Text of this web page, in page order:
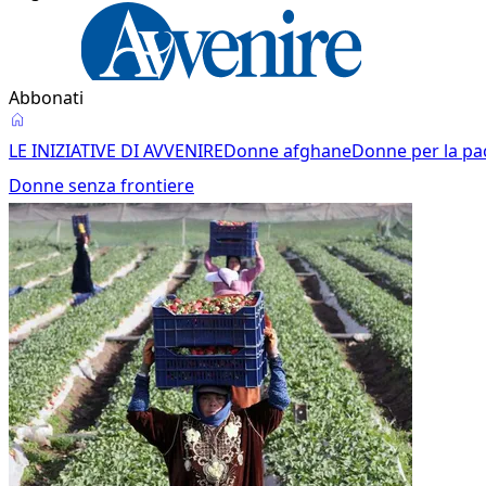
Abbonati
Donne
senza
frontiere
LE INIZIATIVE DI AVVENIREDonne afghaneDonne per la
Donne senza frontiere